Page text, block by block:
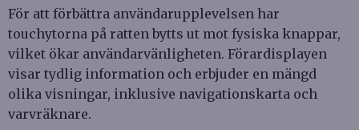
För att förbättra användarupplevelsen har
touchytorna på ratten bytts ut mot fysiska knappar,
vilket ökar användarvänligheten. Förardisplayen
visar tydlig information och erbjuder en mängd
olika visningar, inklusive navigationskarta och
varvräknare.